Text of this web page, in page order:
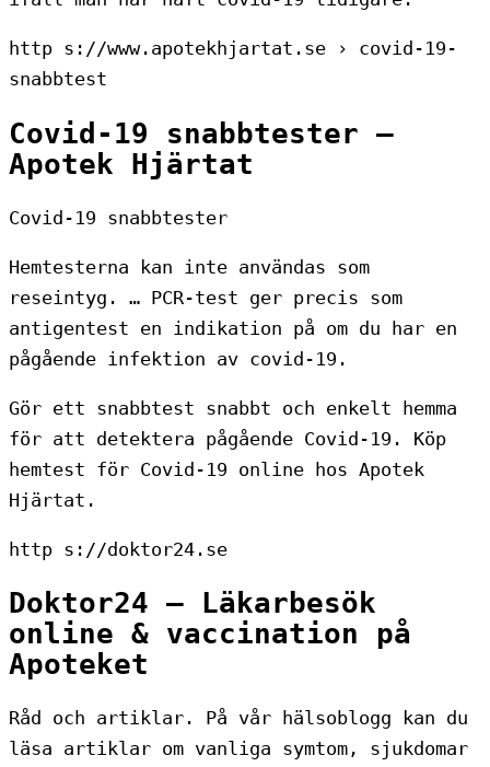
http s://www.apotekhjartat.se › covid-19-
snabbtest
Covid-19 snabbtester –
Apotek Hjärtat
Covid-19 snabbtester
Hemtesterna kan inte användas som
reseintyg. … PCR-test ger precis som
antigentest en indikation på om du har en
pågående infektion av covid-19.
Gör ett snabbtest snabbt och enkelt hemma
för att detektera pågående Covid-19. Köp
hemtest för Covid-19 online hos Apotek
Hjärtat.
http s://doktor24.se
Doktor24 – Läkarbesök
online & vaccination på
Apoteket
Råd och artiklar. På vår hälsoblogg kan du
läsa artiklar om vanliga symtom, sjukdomar